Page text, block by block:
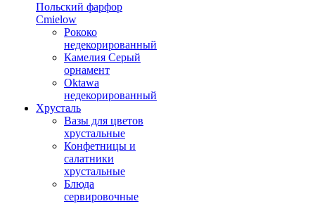
Польский фарфор
Сmielow
Рококо
недекорированный
Камелия Серый
орнамент
Oktawa
недекорированный
Хрусталь
Вазы для цветов
хрустальные
Конфетницы и
салатники
хрустальные
Блюда
сервировочные